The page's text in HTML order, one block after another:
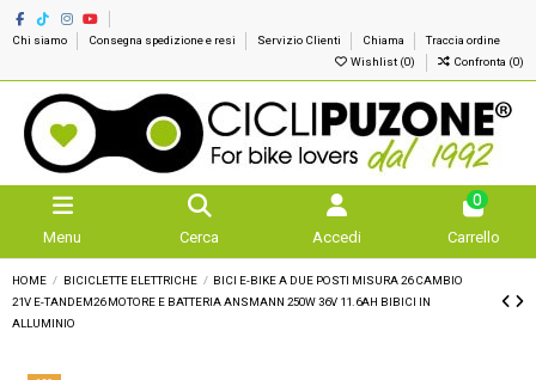
Chi siamo Consegna spedizione e resi Servizio Clienti Chiama
Traccia ordine
Wishlist (0) Confronta (0)
Menu Cerca Accedi
0
Carrello
HOME BICICLETTE ELETTRICHE
BICI E-BIKE A DUE POSTI MISURA 26 CAMBIO
21V E-TANDEM26 MOTORE E BATTERIA ANSMANN 250W 36V 11.6AH BIBICI IN
ALLUMINIO